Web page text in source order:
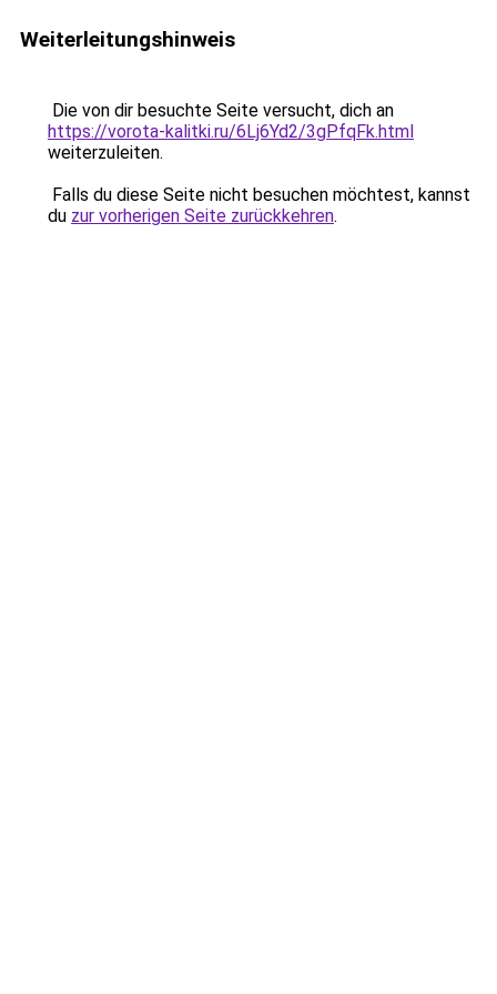
Weiterleitungshinweis
Die von dir besuchte Seite versucht, dich an
https://vorota-kalitki.ru/6Lj6Yd2/3gPfqFk.html
weiterzuleiten.
Falls du diese Seite nicht besuchen möchtest, kannst
du zur vorherigen Seite zurückkehren.